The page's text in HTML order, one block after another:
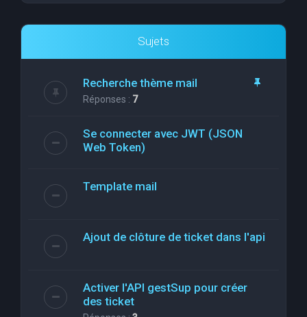
Sujets
Recherche thème mail
Réponses : 7
Se connecter avec JWT (JSON
Web Token)
Template mail
Ajout de clôture de ticket dans l'api
Activer l'API gestSup pour créer
des ticket